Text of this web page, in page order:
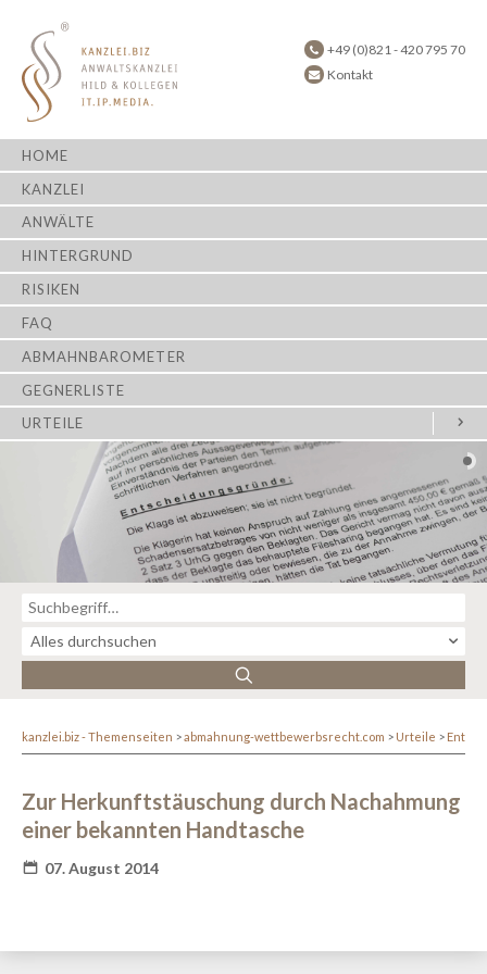
+49 (0)821 - 420 795 70
Kontakt
HOME
KANZLEI
ANWÄLTE
HINTERGRUND
RISIKEN
FAQ
ABMAHNBAROMETER
GEGNERLISTE
URTEILE
kanzlei.biz - Themenseiten abmahnung-wettbewerbsrecht.com Urteile
Zur Herkunftstäuschung durch Nachahmung
einer bekannten Handtasche
07. August 2014